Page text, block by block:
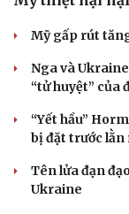
Mỹ gấp rút
Nga và
“tử huyệt” của
“Yết hầu”
bị đặt trước lằn
Tên lửa đạn
Ukraine